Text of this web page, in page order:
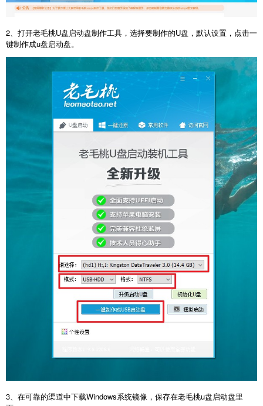
2、打开老毛桃U盘启动盘制作工具，选择要制作的U盘，默认设置，点击一
键制作成u盘启动盘。
3、在可靠的渠道中下载Windows系统镜像，保存在老毛桃u盘启动盘里